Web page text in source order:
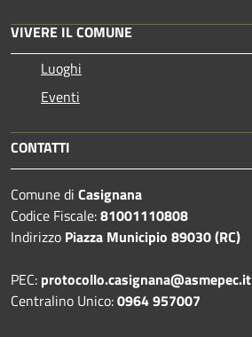
VIVERE IL COMUNE
Luoghi
Eventi
CONTATTI
Comune di Casignana
Codice Fiscale:81001110808
Indirizzo Piazza Municipio 89030 (RC)
PEC: protocollo.casignana@asmepec.it
Centralino Unico:0964 957007